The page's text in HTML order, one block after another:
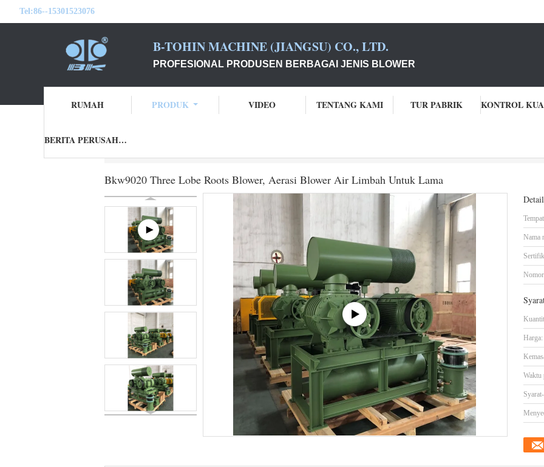
Tel:86--15301523076
B-TOHIN MACHINE (JIANGSU) CO., LTD.
PROFESIONAL PRODUSEN BERBAGAI JENIS BLOWER
RUMAH PRODUK VIDEO TENTANG KAMI TUR PABRIK
BERITA PERUSAHAAN
Bkw9020 Three Lobe Roots Blower, Aerasi Blower Air Limbah Untuk Lama
Nama
Harga:
Waktu